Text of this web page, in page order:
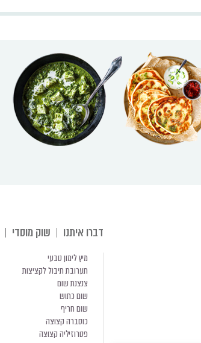
דברו איתנו שוק מוסדי
מיץ לימון טבעי
תערובת תיבול לקציצות
צנצנת שום
שום כתוש
שום חריף
כוסברה קצוצה
פטרוזיליה קצוצה